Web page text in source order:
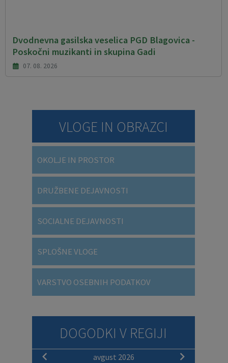
Dvodnevna gasilska veselica PGD Blagovica -
Poskočni muzikanti in skupina Gadi
07. 08. 2026
VLOGE IN OBRAZCI
OKOLJE IN PROSTOR
DRUŽBENE DEJAVNOSTI
SOCIALNE DEJAVNOSTI
SPLOŠNE VLOGE
VARSTVO OSEBNIH PODATKOV
DOGODKI V REGIJI
avgust 2026